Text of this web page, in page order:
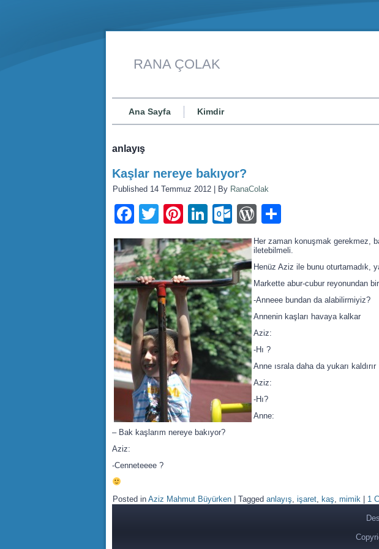
RANA ÇOLAK
Ana Sayfa Kimdir
anlayış
Kaşlar nereye bakıyor?
Published 14 Temmuz 2012 By RanaColak
Facebook
TwitterPinterest
LinkedIn
Outlook.com
WordPress
Her zaman konuşmak gerekmez,
iletebilmeli.
Henüz Aziz ile bunu oturtamadık,
Markette abur-cubur reyonundan
-Anneee bundan da alabilirmiyiz?
Annenin kaşları havaya kalkar
Aziz:
-Hı ?
Anne ısrala daha da yukarı kaldırır
Aziz:
-Hı?
Anne:
– Bak kaşlarım nereye bakıyor?
Aziz:
-Cenneteeee ?
Posted in Aziz Mahmut Büyürken Tagged anlayış, işaret, kaş, mimik 1